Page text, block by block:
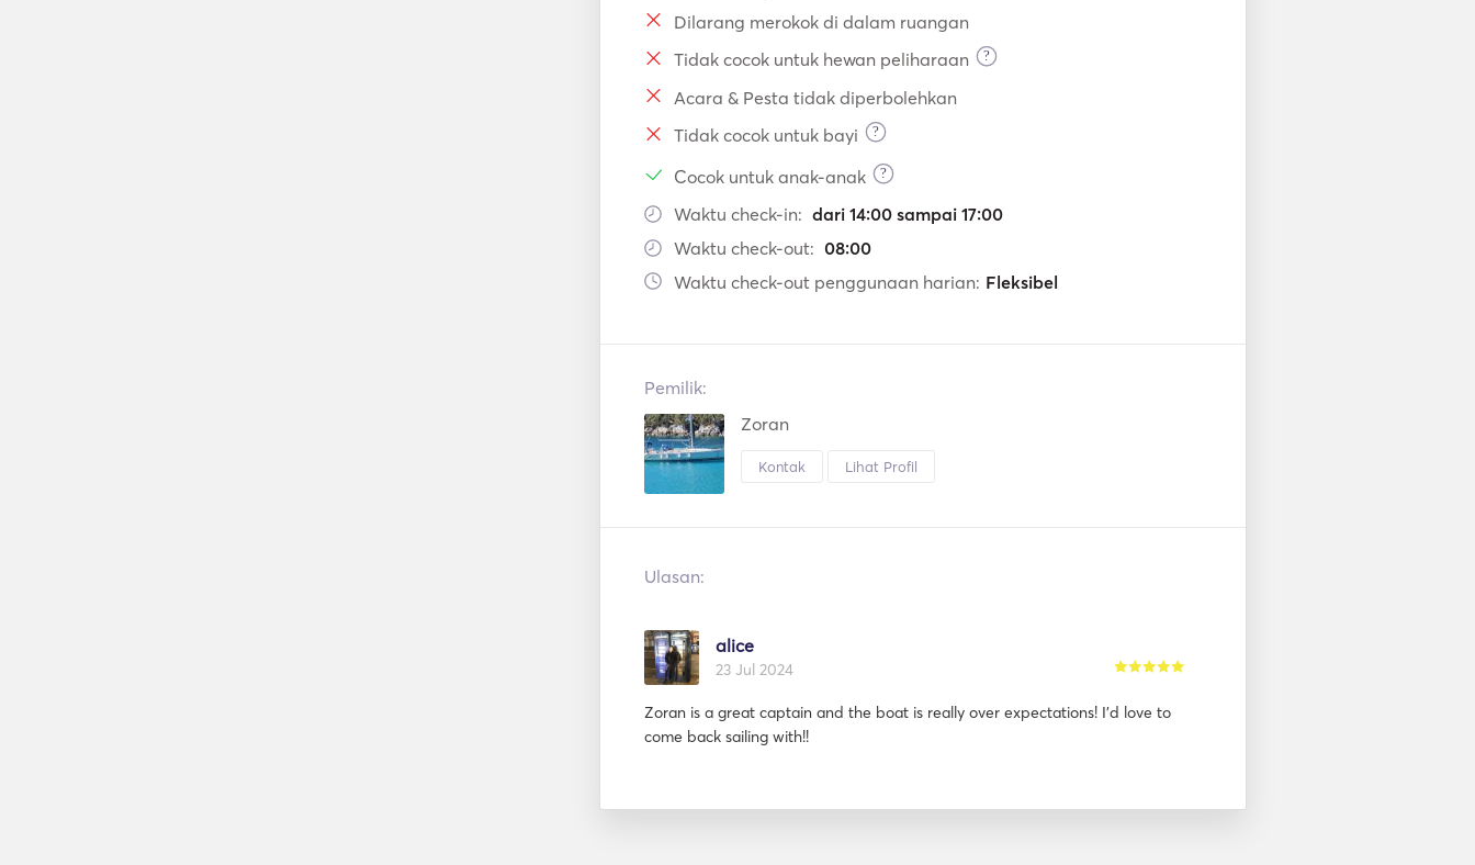
Dilarang merokok di dalam ruangan
Tidak cocok untuk hewan peliharaan
?
Acara & Pesta tidak diperbolehkan
Tidak cocok untuk bayi
?
Cocok untuk anak-anak ?
Waktu check-in: dari 14:00 sampai 17:00
Waktu check-out: 08:00
Waktu check-out penggunaan harian: Fleksibel
Pemilik:
Zoran
Kontak Lihat Profil
Ulasan:
alice
23 Jul 2024
Zoran is a great captain and the boat is really over expectations! I'd love to
come back sailing with!!